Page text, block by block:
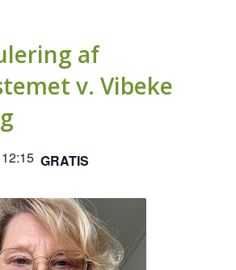
af
v. Vibeke
12:15 GRATIS